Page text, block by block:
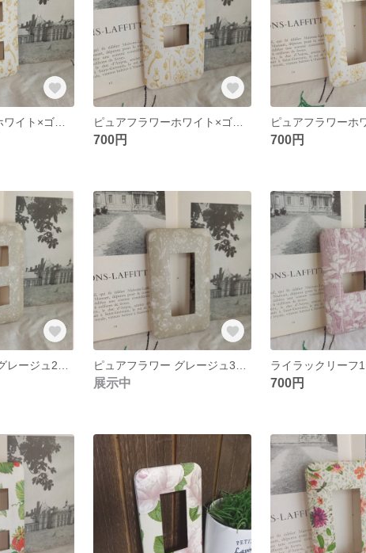
ピュアフラワーホワイト×ゴールド 2口タイプ スイッチカバー ピュアフラワーホワイト×ゴールド 1口タイプ スイッチカバー
700円 700円
展示中 700円